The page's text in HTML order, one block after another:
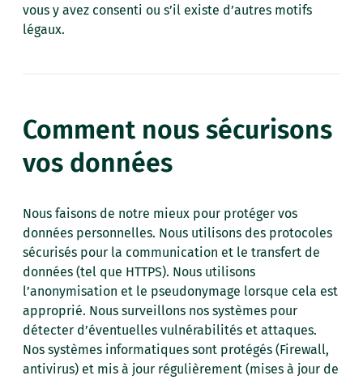
vous y avez consenti ou s’il existe d’autres motifs
légaux.
Comment nous sécurisons
vos données
Nous faisons de notre mieux pour protéger vos
données personnelles. Nous utilisons des protocoles
sécurisés pour la communication et le transfert de
données (tel que HTTPS). Nous utilisons
l’anonymisation et le pseudonymage lorsque cela est
approprié. Nous surveillons nos systèmes pour
détecter d’éventuelles vulnérabilités et attaques.
Nos systèmes informatiques sont protégés (Firewall,
antivirus) et mis à jour régulièrement (mises à jour de